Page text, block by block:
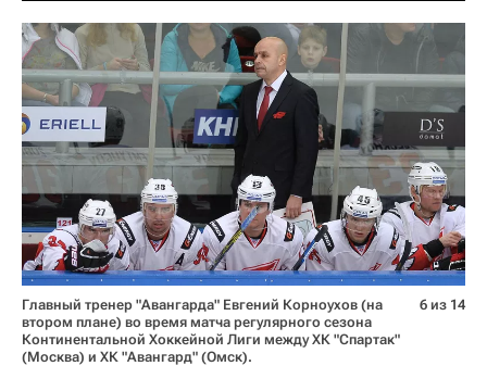
Главный тренер "Авангарда" Евгений Корноухов (на
втором плане) во время матча регулярного сезона
Континентальной Хоккейной Лиги между ХК "Спартак"
(Москва) и ХК "Авангард" (Омск).
6 из 14